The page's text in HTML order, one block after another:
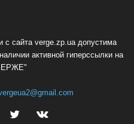
сайта verge.zp.ua допустима
активной гиперссылки на